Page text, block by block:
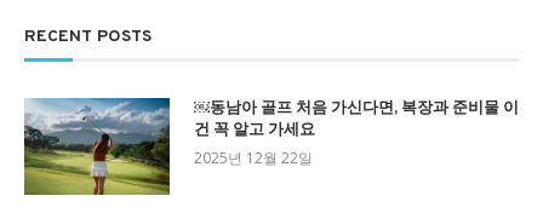
RECENT POSTS
￼동남아 골프 처음 가신다면, 복장과 준비물 이
건 꼭 알고 가세요
2025년 12월 22일